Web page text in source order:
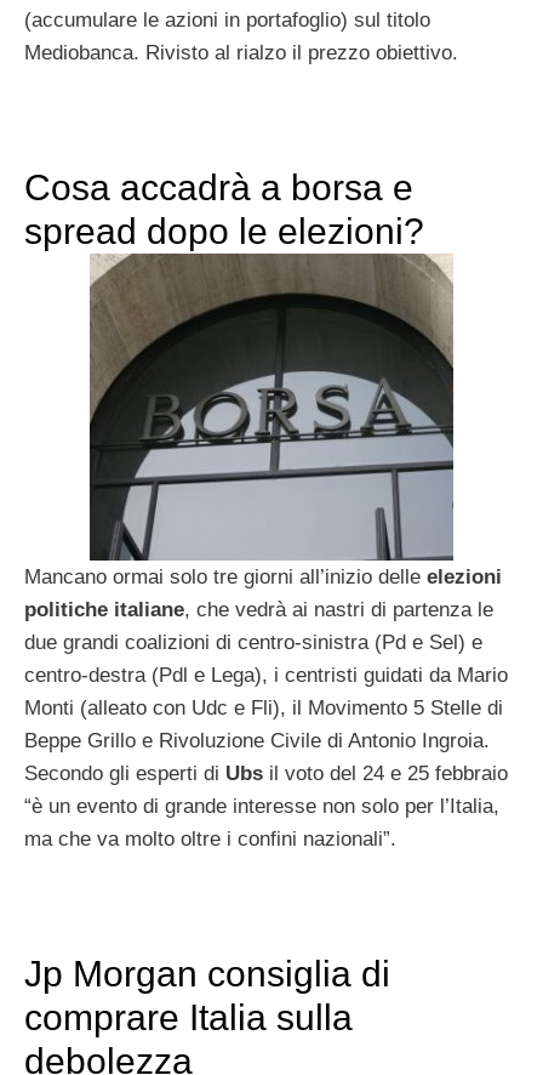
(accumulare le azioni in portafoglio) sul titolo
Mediobanca. Rivisto al rialzo il prezzo obiettivo.
Cosa accadrà a borsa e
spread dopo le elezioni?
Mancano ormai solo tre giorni all’inizio delle elezioni
politiche italiane, che vedrà ai nastri di partenza le
due grandi coalizioni di centro-sinistra (Pd e Sel) e
centro-destra (Pdl e Lega), i centristi guidati da Mario
Monti (alleato con Udc e Fli), il Movimento 5 Stelle di
Beppe Grillo e Rivoluzione Civile di Antonio Ingroia.
Secondo gli esperti di Ubs il voto del 24 e 25 febbraio
“è un evento di grande interesse non solo per l’Italia,
ma che va molto oltre i confini nazionali”.
Jp Morgan consiglia di
comprare Italia sulla
debolezza